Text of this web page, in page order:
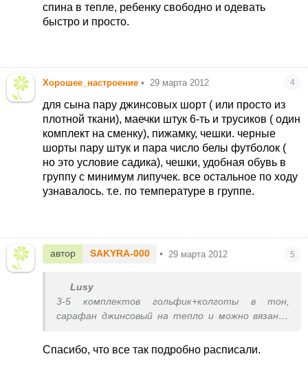
спина в тепле, ребенку свободно и одевать
быстро и просто.
Хорошее_настроение • 29 марта 2012 4
для сына пару джинсовых шорт ( или просто из
плотной ткани), маечки штук 6-ть и трусиков ( один
комплект на сменку), пижамку, чешки. черные
шорты пару штук и пара число белы футболок (
но это условие садика), чешки, удобная обувь в
группу с минимум липучек. все остальное по ходу
узнавалось. т.е. по температуре в группе.
автор SAKYRA-000 • 29 марта 2012 5
Lusy
3-5 комплектов гольфик+колготы в тон,
сарафан джинсовый на тепло и можно вязаное
туфельки с супинатором, так как ходить в них
Спасибо, что все так подробно расписали.